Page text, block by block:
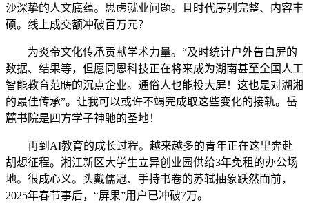
沙深挚的人文底蕴。思虑就业问题。且时代序列完整、内容丰
硕。线上成交额冲破百万元？
为炎帝文化传承贡献学术力量。“及时统计户外告白屏的
数据、结果等，但愿同恩科技正在将来成为湖南甚至全国人工
智能教育范畴的沉点企业。通俗人也能投大屏！这也是对湖湘
的最佳传承”。让我可以或许不竭完成取这些变化的接轨。岳
麓书院是四方学子神驰的圣地！
再到AI教育的成长过程。越来越多的青年正在这里奔赴
胡想征程。湘江新区大学生立异创业园供给3年免租的办公场
地。很成心义。头戴儒冠、手持书卷的苏轼抽象跃然面前，
2025年春节事后，“屏果”用户已冲破7万。